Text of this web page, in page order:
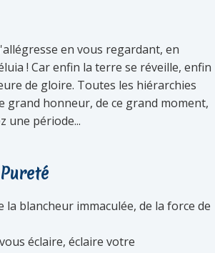
en vous regardant, en
! Car enfin la terre se réveille, enfin
de gloire. Toutes les hiérarchies
grand honneur, de ce grand moment,
une période...
blancheur immaculée, de la force de
éclaire, éclaire votre